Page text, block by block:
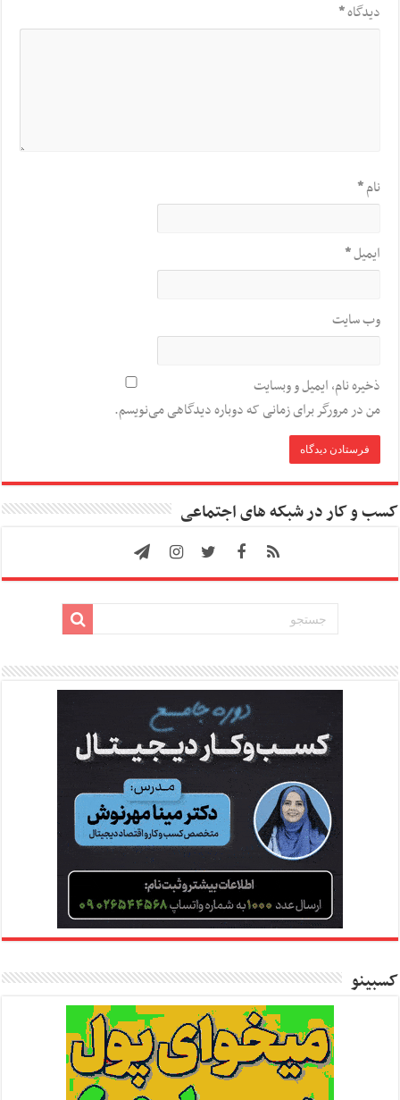
دیدگاه*
نام*
ایمیل*
وب‌ سایت
ذخیره نام، ایمیل و وبسایت
من در مرورگر برای زمانی که دوباره دیدگاهی می‌نویسم.
کسب و کار در شبکه های اجتماعی
کسبینو